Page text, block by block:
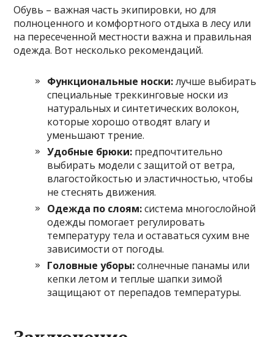
Обувь – важная часть экипировки, но для
полноценного и комфортного отдыха в лесу или
на пересеченной местности важна и правильная
одежда. Вот несколько рекомендаций.
Функциональные носки:лучше выбирать
специальные треккинговые носки из
натуральных и синтетических волокон,
которые хорошо отводят влагу и
уменьшают трение.
Удобные брюки: предпочтительно
выбирать модели с защитой от ветра,
влагостойкостью и эластичностью, чтобы
не стеснять движения.
Одежда по слоям:система многослойной
одежды помогает регулировать
температуру тела и оставаться сухим вне
зависимости от погоды.
Головные уборы:солнечные панамы или
кепки летом и теплые шапки зимой
защищают от перепадов температуры.